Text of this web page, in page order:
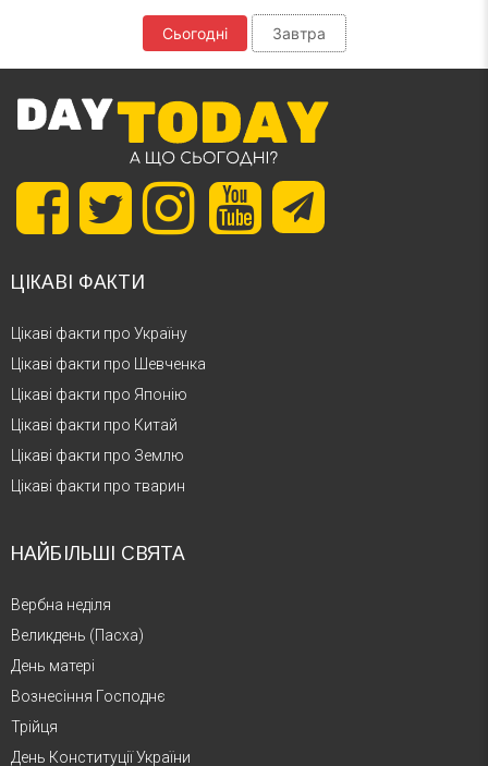
Сьогодні Завтра
ЦІКАВІ ФАКТИ
Цікаві факти про Україну
Цікаві факти про Шевченка
Цікаві факти про Японію
Цікаві факти про Китай
Цікаві факти про Землю
Цікаві факти про тварин
НАЙБІЛЬШІ СВЯТА
Вербна неділя
Великдень (Пасха)
День матері
Вознесіння Господнє
Трійця
День Конституції України